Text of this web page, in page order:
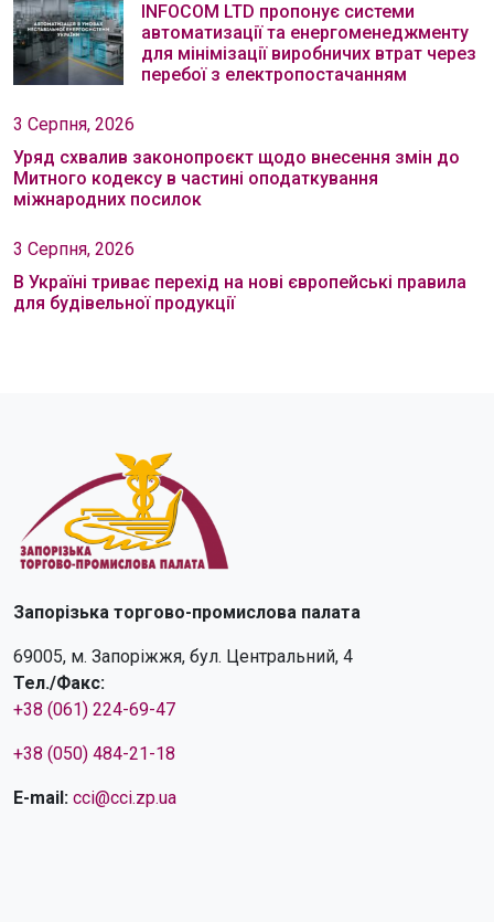
INFOCOM LTD пропонує системи
автоматизації та енергоменеджменту
для мінімізації виробничих втрат через
перебої з електропостачанням
3 Серпня, 2026
Уряд схвалив законопроєкт щодо внесення змін до
Митного кодексу в частині оподаткування
міжнародних посилок
3 Серпня, 2026
В Україні триває перехід на нові європейські правила
для будівельної продукції
Запорізька торгово-промислова палата
69005, м. Запоріжжя, бул. Центральний, 4
Тел./Факс:
+38 (061) 224-69-47
+38 (050) 484-21-18
E-mail: cci@cci.zp.ua